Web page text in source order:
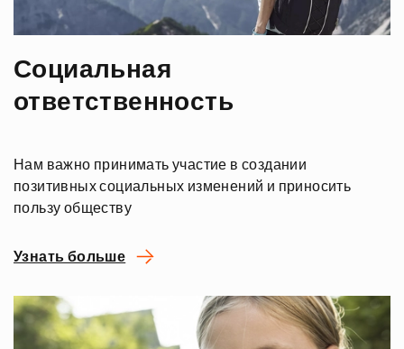
Социальная
ответственность
Нам важно принимать участие в создании
позитивных социальных изменений и приносить
пользу обществу
Узнать больше